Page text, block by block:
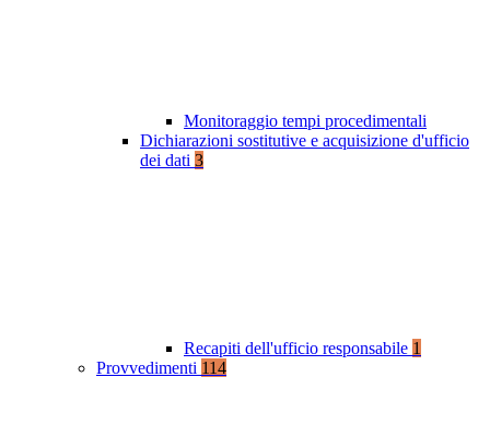
Monitoraggio tempi procedimentali
Dichiarazioni sostitutive e acquisizione d'ufficio
dei dati 3
Recapiti dell'ufficio responsabile 1
Provvedimenti 114